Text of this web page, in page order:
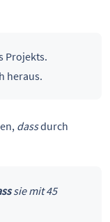
Projekts.
heraus.
dassdurch
sie mit 45